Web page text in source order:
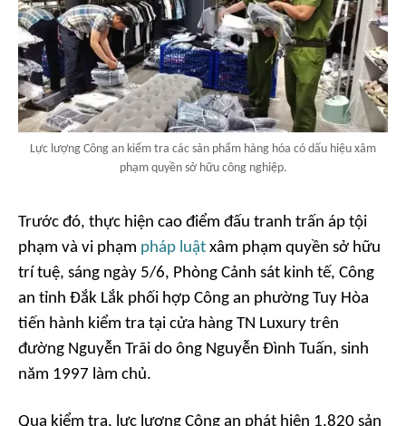
Lực lượng Công an kiểm tra các sản phẩm hàng hóa có dấu hiệu xâm
phạm quyền sở hữu công nghiệp.
Trước đó, thực hiện cao điểm đấu tranh trấn áp tội
phạm và vi phạm pháp luật xâm phạm quyền sở hữu
trí tuệ, sáng ngày 5/6, Phòng Cảnh sát kinh tế, Công
an tỉnh Đắk Lắk phối hợp Công an phường Tuy Hòa
tiến hành kiểm tra tại cửa hàng TN Luxury trên
đường Nguyễn Trãi do ông Nguyễn Đình Tuấn, sinh
năm 1997 làm chủ.
Qua kiểm tra, lực lượng Công an phát hiện 1.820 sản